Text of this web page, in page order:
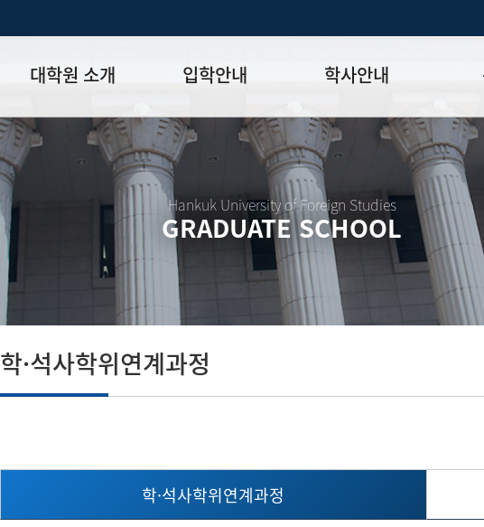
대학원 소개
원장인사
연혁
주임교수 연락처
자체 평가
입학안내
모집일정
모집요강
입시 공지사항
학부-대학원 연계과정
석·박사 통합 학위과정
박사후 연구과정
학사안내
학사일정표
강의시간표
수업
학적
장학
외국어시험
종합시험
제 규정
학위논
논문작
양식함
논문지도_
학위논
연구윤
연구윤
연구윤리
Hankuk University of Foreign Studies
GRADUATE SCHOOL
학·석사학위연계과정
학·석사학위연계과정